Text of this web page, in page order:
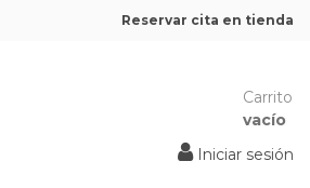
Reservar cita en tienda
Carrito
vacío
Iniciar sesión